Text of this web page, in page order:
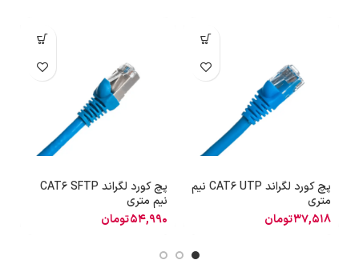
پچ کورد لگراند CAT6 UTP نیم
متری
37,518تومان
پچ کورد لگراند CAT6 SFTP
نیم متری
54,990تومان